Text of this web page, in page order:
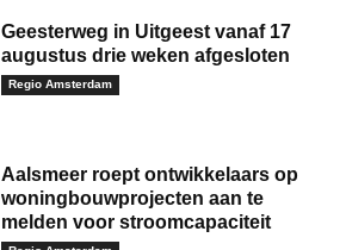
Geesterweg in Uitgeest vanaf 17
augustus drie weken afgesloten
Regio Amsterdam
Aalsmeer roept ontwikkelaars op
woningbouwprojecten aan te
melden voor stroomcapaciteit